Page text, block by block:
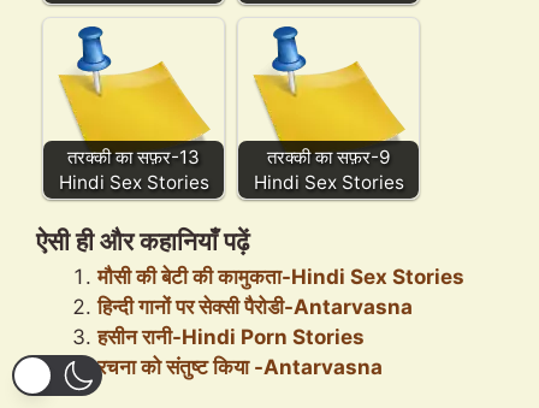
तरक्की का सफ़र-13
Hindi Sex Stories
तरक्की का सफ़र-9
Hindi Sex Stories
ऐसी ही और कहानियाँ पढ़ें
मौसी की बेटी की कामुकता-Hindi Sex Stories
हिन्दी गानों पर सेक्सी पैरोडी-Antarvasna
हसीन रानी-Hindi Porn Stories
रचना को संतुष्ट किया -Antarvasna